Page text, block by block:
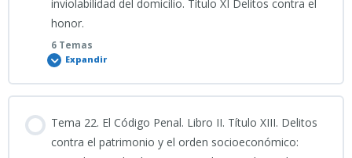
TEST TEMA 15 ESPECÍFICO (II)
TEST TEMA 15 ESPECÍFICO (III)
TEST TEMA 15 ESPECÍFICO (IV)
Simulacro 8_TEMA 16 ESPECÍFICO: Repaso Final de Plazos,
Órganos y Conceptos Clave
Simulacro Final_TEMA 16 ESPECÍFICO: 100 Preguntas de
Normativa de Igualdad
INFOGRAFÍA T-17.pdf
TEST TEMA 17 ESPECÍFICO (I)
TEST TEMA 17 ESPECÍFIVO (II)
PRESENTACIÓN TEMA 18
2026
Cronología Detallada de Eventos Tema 19 ESPECÍFICO
5 SUPUESTOS TEMA 19 ESPECÍFICO
PODCAST TEMA 20 ESPECÍFICO
Guía de Estudio Detallada_TEMA 20 ESPECÍFICO
PREGUNTAS FRECUENTES TEMA 20 ESPECÍFICO
inviolabilidad del domicilio. Título XI Delitos contra el
honor.
6 Temas
Expandir
0% COMPLETADO 0/6 Pasos
Tema 22. El Código Penal. Libro II. Título XIII. Delitos
contra el patrimonio y el orden socioeconómico: